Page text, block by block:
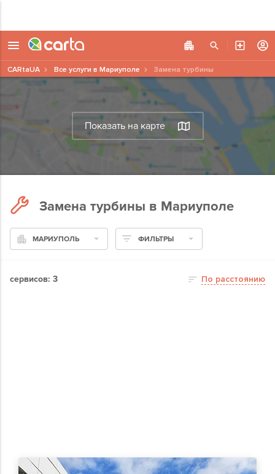
Показать на карте
CARtaUA Все услуги в Мариуполе Замена турбины
Замена турбины в Мариуполе
МАРИУПОЛЬ ФИЛЬТРЫ
сервисов: 3 По расстоянию